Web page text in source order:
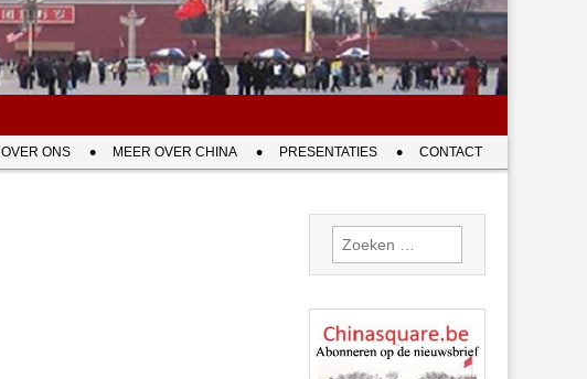
OVER ONS MEER OVER CHINA PRESENTATIES CONTACT
Zoeken
naar: